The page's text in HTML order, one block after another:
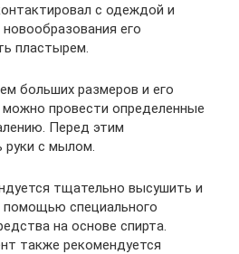
с одеждой и
его
пластырем.
больших размеров и его
провести определенные
Перед этим
с мылом.
тщательно высушить и
специального
на основе спирта.
также рекомендуется